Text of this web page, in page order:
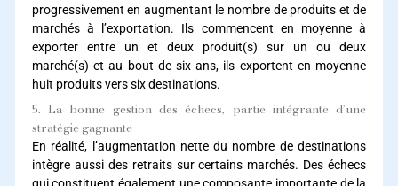
progressivement en augmentant le nombre de produits et de
marchés à l’exportation. Ils commencent en moyenne à
exporter entre un et deux produit(s) sur un ou deux
marché(s) et au bout de six ans, ils exportent en moyenne
huit produits vers six destinations.
5. La bonne gestion des échecs, partie intégrante d’une
stratégie gagnante
En réalité, l’augmentation nette du nombre de destinations
intègre aussi des retraits sur certains marchés. Des échecs